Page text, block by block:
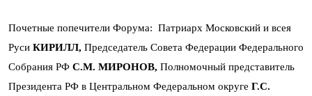
Почетные попечители Форума: Патриарх Московский и всея
Руси КИРИЛЛ, Председатель Совета Федерации Федерального
Собрания РФ С.М. МИРОНОВ, Полномочный представитель
Президента РФ в Центральном Федеральном округе Г.С.